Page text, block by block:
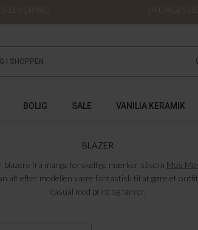
LEVERING 14 DAGES
BOLIG SALE VANILIA KERAMIK
BLAZER
blazere fra mange forskellige mærker såsom Mos
alt efter modellen være fantastisk til at gøre et
casual med print og farver.